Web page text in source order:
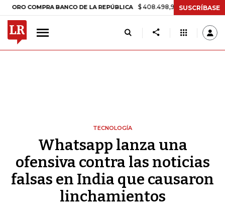
COMPRA BANCO DE LA REPÚBLICA $ 408.498,97 +$ 8.753,81 +2,19%
SUSCRÍBASE
TECNOLOGÍA
Whatsapp lanza una
ofensiva contra las noticias
falsas en India que causaron
linchamientos